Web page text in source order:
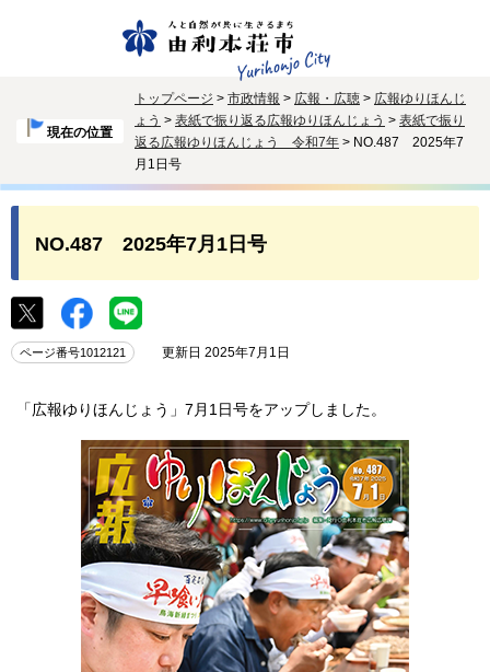
現在の位置
トップページ > 市政情報 > 広報・広聴 > 広報ゆりほんじ
ょう > 表紙で振り返る広報ゆりほんじょう > 表紙で振り
返る広報ゆりほんじょう 令和7年 > NO.487 2025年7
月1日号
NO.487 2025年7月1日号
ページ番号1012121 更新日 2025年7月1日
「広報ゆりほんじょう」7月1日号をアップしました。